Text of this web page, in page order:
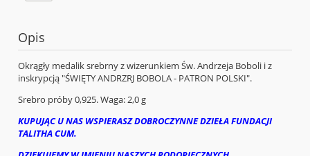
Opis
Okrągły medalik srebrny z wizerunkiem Św. Andrzeja Boboli i z
inskrypcją "ŚWIĘTY ANDRZRJ BOBOLA - PATRON POLSKI".
Srebro próby 0,925. Waga: 2,0 g
KUPUJĄC U NAS WSPIERASZ DOBROCZYNNE DZIEŁA FUNDACJI
TALITHA CUM.